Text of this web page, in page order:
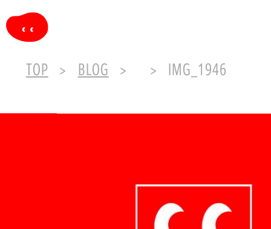
TOP BLOG IMG_1946